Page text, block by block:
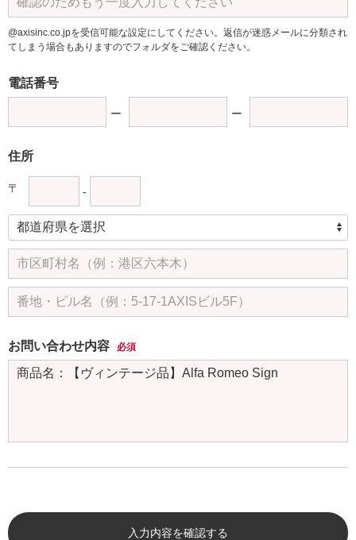
@axisinc.co.jpを受信可能な設定にしてください。返信が迷惑メールに分類され
てしまう場合もありますのでフォルダをご確認ください。
電話番号
住所
〒 -
お問い合わせ内容 必須
入力内容を確認する